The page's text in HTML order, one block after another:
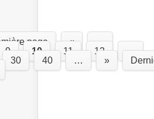
page «
…
9
10 11 12
…
30
40 … »